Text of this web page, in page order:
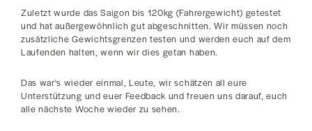
Zuletzt wurde das Saigon bis 120kg (Fahrergewicht) getestet
und hat außergewöhnlich gut abgeschnitten. Wir müssen noch
zusätzliche Gewichtsgrenzen testen und werden euch auf dem
Laufenden halten, wenn wir dies getan haben.
Das war's wieder einmal, Leute, wir schätzen all eure
Unterstützung und euer Feedback und freuen uns darauf, euch
alle nächste Woche wieder zu sehen.